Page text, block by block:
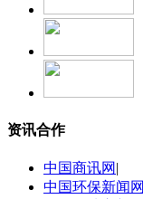
资讯合作
中国商讯网 |
中国环保新闻网